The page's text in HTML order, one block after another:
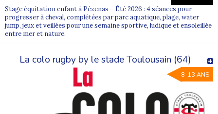
Stage équitation enfant à Pézenas – Été 2026 : 4 séances pour
progresser à cheval, complétées par parc aquatique, plage, water
jump, jeux et veillées pour une semaine sportive, ludique et ensoleillée
entre mer et nature.
La colo rugby by le stade Toulousain (64)
8-13 ANS